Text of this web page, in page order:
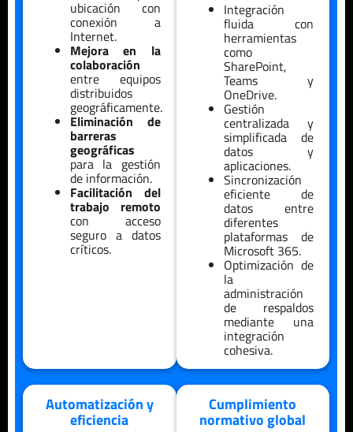
ubicación con
conexión a
Internet.
Mejora en la
colaboración
entre equipos
distribuidos
geográficamente.
Eliminación de
barreras
geográficas
para la gestión
de información.
Facilitación del
trabajo remoto
con acceso
seguro a datos
críticos.
Integración
fluida con
herramientas
como
SharePoint,
Teams y
OneDrive.
Gestión
centralizada y
simplificada de
datos y
aplicaciones.
Sincronización
eficiente de
datos entre
diferentes
plataformas de
Microsoft 365.
Optimización de
la
administración
de respaldos
mediante una
integración
cohesiva.
Automatización y
eficiencia
Cumplimiento
normativo global